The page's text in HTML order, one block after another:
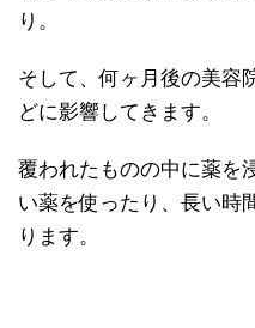
り。
そして、何ヶ月後の美容
どに影響してきます。
覆われたものの中に薬を
い薬を使ったり、長い時
ります。